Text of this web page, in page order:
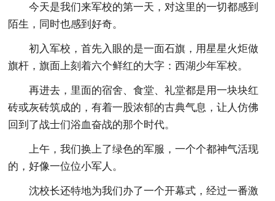
今天是我们来军校的第一天，对这里的一切都感到
陌生，同时也感到好奇。
初入军校，首先入眼的是一面石旗，用星星火炬做
旗杆，旗面上刻着六个鲜红的大字：西湖少年军校。
再进去，里面的宿舍、食堂、礼堂都是用一块块红
砖或灰砖筑成的，有着一股浓郁的古典气息，让人仿佛
回到了战士们浴血奋战的那个时代。
上午，我们换上了绿色的军服，一个个都神气活现
的，好像一位位小军人。
沈校长还特地为我们办了一个开幕式，经过一番激